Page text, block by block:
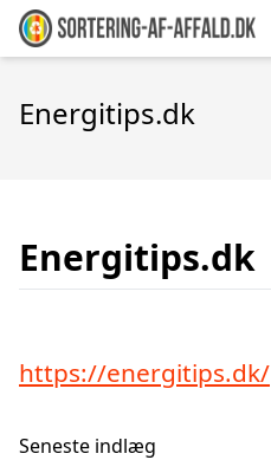
Energitips.dk
Energitips.dk
https://energitips.dk/
Seneste indlæg